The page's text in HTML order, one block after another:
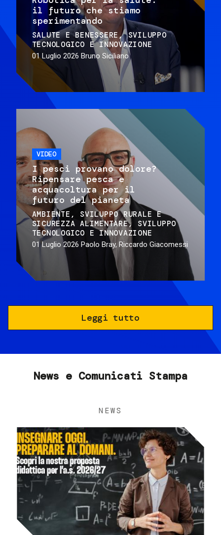
il futuro che stiamo
sperimentando
SALUTE E BENESSERE
SVILUPPO
TECNOLOGICO E INNOVAZIONE
01 Luglio 2026 Bruno Siciliano
VIDEO
I pesci provano dolore?
Ripensare pesca e
acquacoltura per il
futuro del pianeta
AMBIENTE
SVILUPPO RURALE E
SICUREZZA ALIMENTARE
SVILUPPO
TECNOLOGICO E INNOVAZIONE
01 Luglio 2026 Paolo Bray, Riccardo Giacomessi
Leggi tutto
News e Comunicati Stampa
NEWS